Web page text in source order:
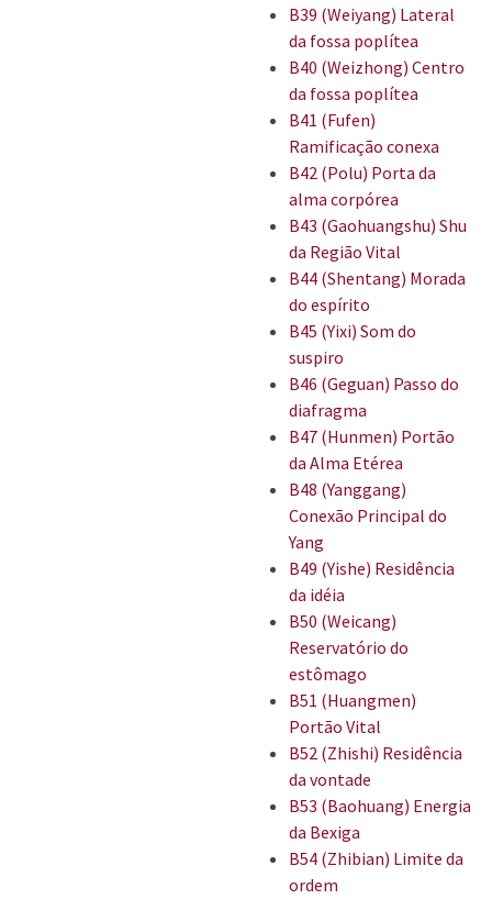
B39 (Weiyang) Lateral
da fossa poplítea
B40 (Weizhong) Centro
da fossa poplítea
B41 (Fufen)
Ramificação conexa
B42 (Polu) Porta da
alma corpórea
B43 (Gaohuangshu) Shu
da Região Vital
B44 (Shentang) Morada
do espírito
B45 (Yixi) Som do
suspiro
B46 (Geguan) Passo do
diafragma
B47 (Hunmen) Portão
da Alma Etérea
B48 (Yanggang)
Conexão Principal do
Yang
B49 (Yishe) Residência
da idéia
B50 (Weicang)
Reservatório do
estômago
B51 (Huangmen)
Portão Vital
B52 (Zhishi) Residência
da vontade
B53 (Baohuang) Energia
da Bexiga
B54 (Zhibian) Limite da
ordem